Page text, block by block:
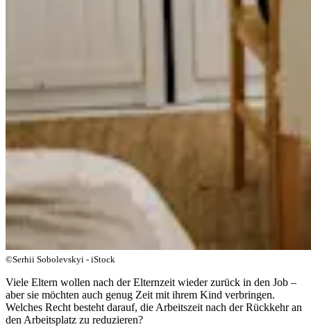
©Serhii Sobolevskyi - iStock
Viele Eltern wollen nach der Elternzeit wieder zurück in den Job –
aber sie möchten auch genug Zeit mit ihrem Kind verbringen.
Welches Recht besteht darauf, die Arbeitszeit nach der Rückkehr an
den Arbeitsplatz zu reduzieren?